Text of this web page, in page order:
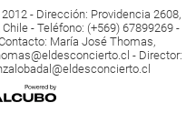
- Dirección: Providencia 2608,
- Teléfono: (+569) 67899269 -
María José Thomas,
- Director: